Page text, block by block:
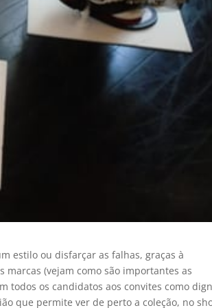
estilo ou disfarçar as falhas, graças à
marcas (vejam como são importantes as
todos os candidatos aos convites como
que permite ver de perto a coleção, no